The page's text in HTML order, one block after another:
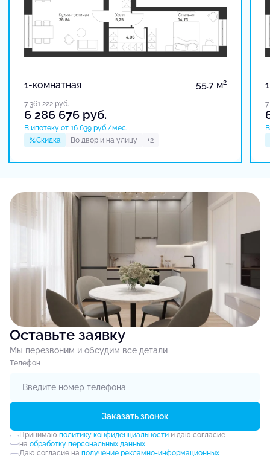
1-комнатная 55.7 м2
7 361 222руб.
6 286 676 руб.
В ипотеку от 16 639 руб./мес.
Скидка
Во двор и на улицу +2
Оставьте заявку
Мы перезвоним и обсудим все детали
Tелефон
Заказать звонок
Принимаю политику конфиденциальностии даю согласие
на обработку персональных данных
Даю согласие на получение рекламно-информационных